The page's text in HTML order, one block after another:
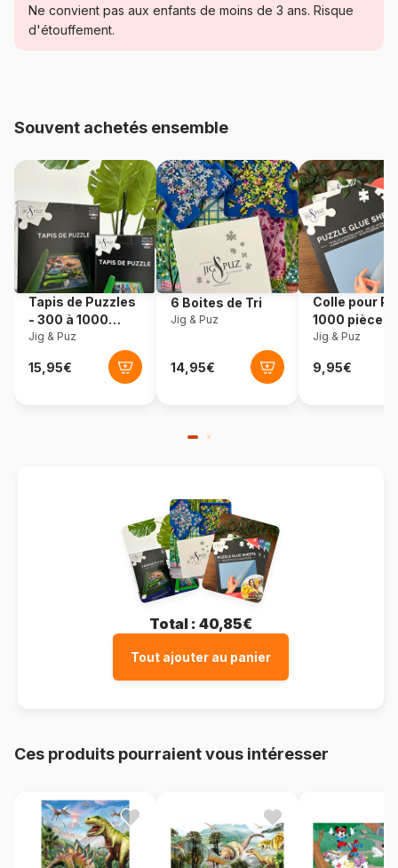
Catégorie
Puzzles - Animaux en BD et
Provenance Tchéquie
Dino-34342
EAN 8590878343429
Nombre de pièces 100 pièces
Dimensions 47 x 33 cm
Ne convient pas aux enfants de moins de 3 ans. Risque
d'étouffement.
Souvent achetés ensemble
Tapis de Puzzles
- 300 à 1000
pièces
Jig & Puz
6 Boites de Tri
Jig & Puz
Colle pour
1000 pièces
Jig & Puz
Total : 40,85€
Tout ajouter au panier
Ces produits pourraient vous intéresser